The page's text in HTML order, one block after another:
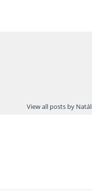
View all posts by